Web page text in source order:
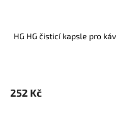
HG HG čisticí kapsle pro
252 Kč